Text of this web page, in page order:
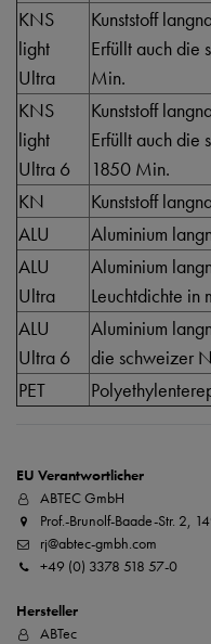
KNS
light
Ultra
Kunststoff
Erfüllt auch
Min.
KNS
light
Ultra 6
Kunststoff
Erfüllt auch
1850 Min.
KN
Kunststoff
ALU
Aluminium
ALU
Ultra
Aluminium
Leuchtdichte
ALU
Ultra 6
Aluminium
die schweizer
PET
EU Verantwortlicher
ABTEC GmbH
Prof.-Brunolf-Baade-Str. 2,
rj@abtec-gmbh.com
+49 (0) 3378 518 57-0
Hersteller
ABTec